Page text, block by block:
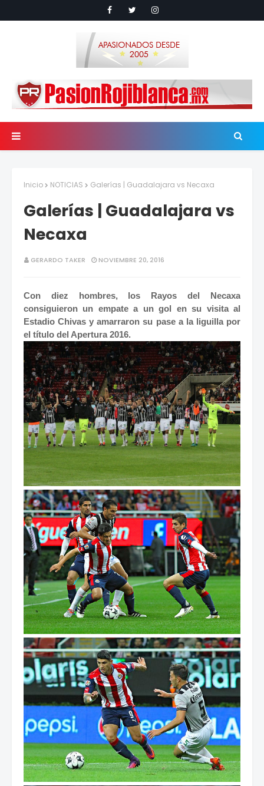
Inicio NOTICIAS Galerías | Guadalajara vs Necaxa
Galerías | Guadalajara vs
Necaxa
GERARDO TAKER NOVIEMBRE 20, 2016
Con diez hombres, los Rayos del Necaxa
consiguieron un empate a un gol en su visita al
Estadio Chivas y amarraron su pase a la liguilla por
el título del Apertura 2016.